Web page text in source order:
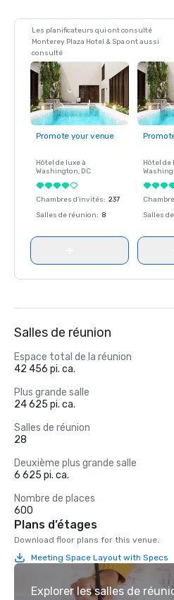
Les planificateurs qui ont consulté
Monterey Plaza Hotel & Spa ont aussi
consulté
Promote your venue
Hôtel de luxe à
Washington, DC
Chambres d’invités: 237
Salles de réunion: 8
Hôtel de
Salles
Salles de réunion
Espace total de la réunion
42 456 pi. ca.
Plus grande salle
24 625 pi. ca.
Salles de réunion
28
Deuxième plus grande salle
6 625 pi. ca.
Nombre de places
600
Plans d’étages
Download floor plans for this venue.
Meeting Space Layout with Specs
Explorer les salles de